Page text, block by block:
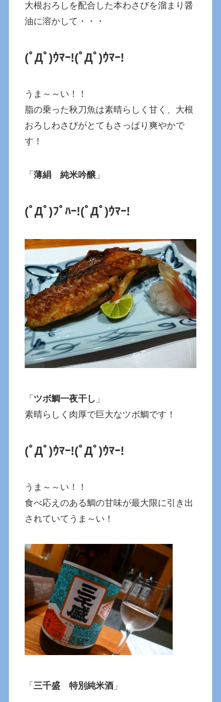
大根おろしを配合した本わさびを溜まり醤
油に溶かして・・・
(ﾟДﾟ)ｳﾏｰ!(ﾟДﾟ)ｳﾏｰ!
うま～～い！！
脂の乗った秋刀魚は素晴らしく甘く、大根
おろしわさびがとてもさっぱり爽やかで
す！
「薄絹 純米吟醸 」
(ﾟДﾟ)ﾌﾟﾊｰ!(ﾟДﾟ)ｳﾏｰ!
「 ツボ鯛一夜干し 」
素晴らしく肉厚で巨大なツボ鯛です！
(ﾟДﾟ)ｳﾏｰ!(ﾟДﾟ)ｳﾏｰ!
うま～～い！！
食べ応えのある鯛の甘味が最大限に引き出
されていてうま～い！
「三千盛 特別純米酒 」